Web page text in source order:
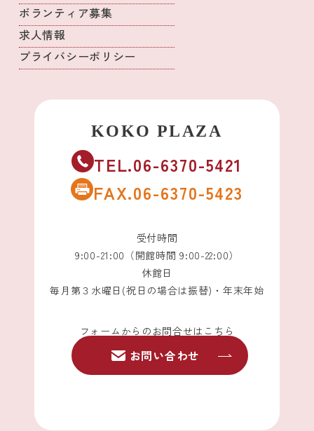
ボランティア募集
求人情報
プライバシーポリシー
TEL.06-6370-5421
FAX.06-6370-5423
受付時間
9:00-21:00（開館時間 9:00-22:00）
休館日
毎月第３水曜日(祝日の場合は振替)・年末年始
フォームからのお問合せはこちら
お問い合わせ